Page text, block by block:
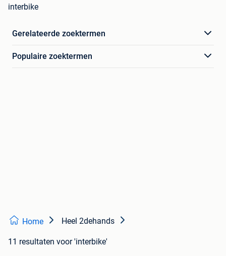
interbike
Gerelateerde zoektermen
Populaire zoektermen
Home Heel 2dehands
11 resultaten voor 'interbike'